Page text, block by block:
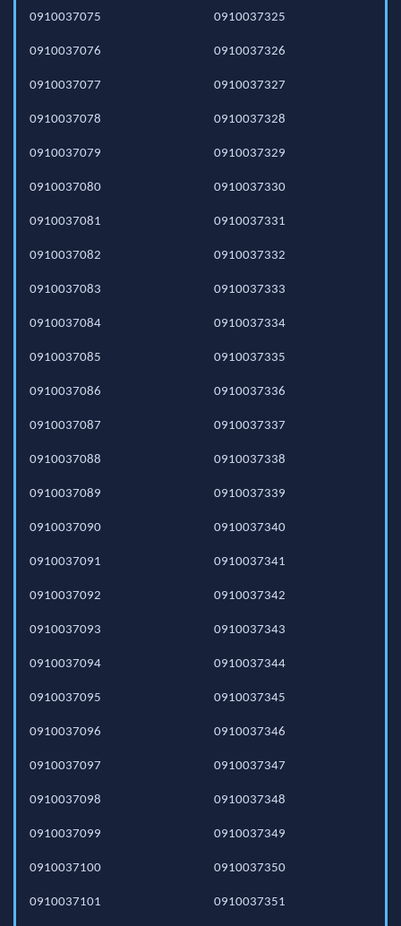
0910037075
0910037076
0910037077
0910037078
0910037079
0910037080
0910037081
0910037082
0910037083
0910037084
0910037085
0910037086
0910037087
0910037088
0910037089
0910037090
0910037091
0910037092
0910037093
0910037094
0910037095
0910037096
0910037097
0910037098
0910037099
0910037100
0910037101
0910037325
0910037326
0910037327
0910037328
0910037329
0910037330
0910037331
0910037332
0910037333
0910037334
0910037335
0910037336
0910037337
0910037338
0910037339
0910037340
0910037341
0910037342
0910037343
0910037344
0910037345
0910037346
0910037347
0910037348
0910037349
0910037350
0910037351